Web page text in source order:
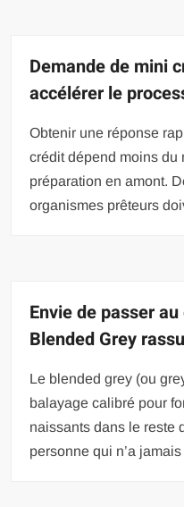
Demande de mini
accélérer le
Obtenir une réponse
crédit dépend moins du
préparation en amont.
organismes prêteurs
Envie de passer
Blended Grey
Le blended grey (ou
balayage calibré pour
naissants dans le reste
personne qui n’a